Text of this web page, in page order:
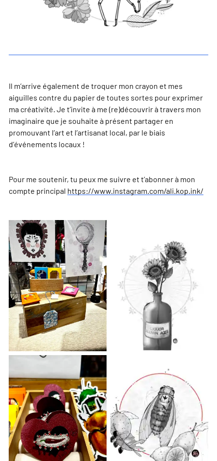
Il m’arrive également de troquer mon crayon et mes
aiguilles contre du papier de toutes sortes pour exprimer
ma créativité. Je t’invite à me (re)découvrir à travers mon
imaginaire que je souhaite à présent partager en
promouvant l’art et l’artisanat local, par le biais
d’événements locaux !
Pour me soutenir, tu peux me suivre et t’abonner à mon
compte principal https://www.instagram.com/ali.kop.ink/